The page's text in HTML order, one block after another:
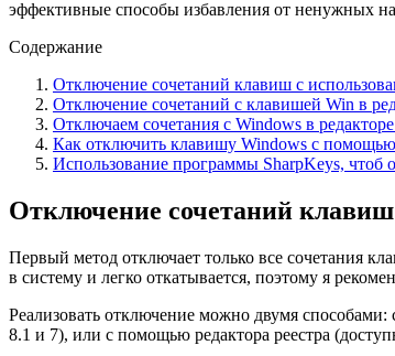
эффективные способы избавления от ненужных
Содержание
Отключение сочетаний клавиш с
Отключение сочетаний с клавишей Win в
Отключаем сочетания с Windows в редакторе
Как отключить клавишу Windows с помощью
Использование программы SharpKeys, чтоб
Отключение сочетаний
Первый метод отключает только все сочетания
в систему и легко откатывается, поэтому я
Реализовать отключение можно двумя
8.1 и 7), или с помощью редактора реестра